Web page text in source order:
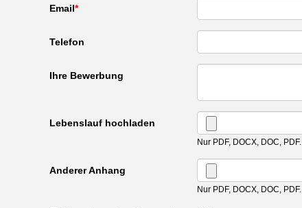
Email
Telefon
Ihre Bewerbung
Lebenslauf hochladen
Nur PDF, DOCX, DOC, PDF.
Anderer Anhang
Nur PDF, DOCX, DOC, PDF.